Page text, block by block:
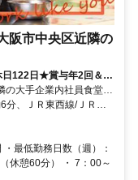
阪市中央区近隣の
日122日★賞与年2回＆正
大手企業内社員食堂
分、ＪＲ東西線/ＪＲ福
、ＪＲ大阪環状線 京橋
定しているため、MAP
最低勤務日数（週）：
休憩60分） ・ 7：00～